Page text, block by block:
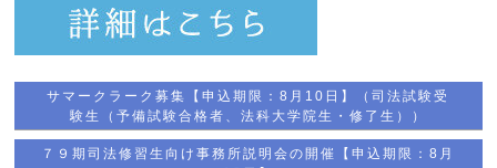
サマークラーク募集【申込期限：8月10日】（司法試験受
験生（予備試験合格者、法科大学院生・修了生））
７９期司法修習生向け事務所説明会の開催【申込期限：8月